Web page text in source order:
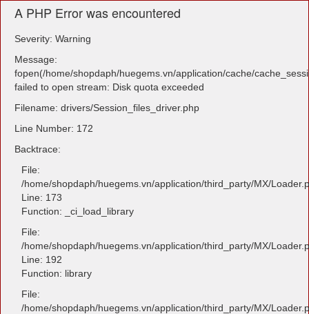
A PHP Error was encountered
Severity: Warning
Message:
fopen(/home/shopdaph/huegems.vn/application/cache/
failed to open stream: Disk quota exceeded
Filename: drivers/Session_files_driver.php
Line Number: 172
Backtrace:
File:
/home/shopdaph/huegems.vn/application/third_party/MX/
Line: 173
Function: _ci_load_library
File:
/home/shopdaph/huegems.vn/application/third_party/MX/
Line: 192
Function: library
File:
/home/shopdaph/huegems.vn/application/third_party/MX/